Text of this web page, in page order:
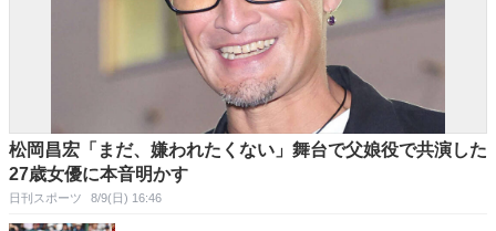
松岡昌宏「まだ、嫌われたくない」舞台で父娘役で共演した
27歳女優に本音明かす
日刊スポーツ 8/9(日) 16:46